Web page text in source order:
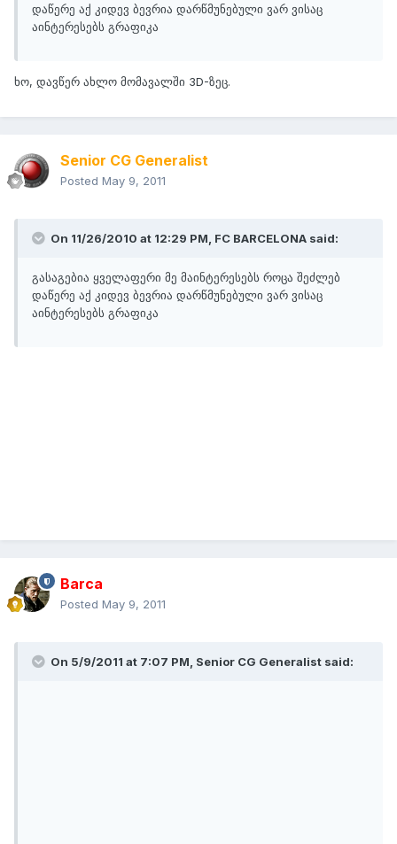
დაწერე აქ კიდევ ბევრია დარწმუნებული ვარ ვისაც
აინტერესებს გრაფიკა
ხო, დავწერ ახლო მომავალში 3D-ზეც.
Senior CG Generalist
Posted May 9, 2011
On 11/26/2010 at 12:29 PM, FC BARCELONA said:
გასაგებია ყველაფერი მე მაინტერესებს როცა შეძლებ
დაწერე აქ კიდევ ბევრია დარწმუნებული ვარ ვისაც
აინტერესებს გრაფიკა
Barca
Posted May 9, 2011
On 5/9/2011 at 7:07 PM, Senior CG Generalist said: